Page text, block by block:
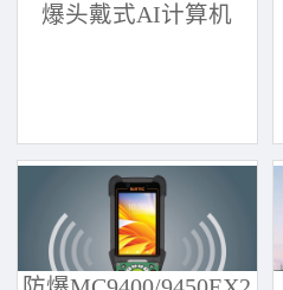
爆头戴式AI计算机